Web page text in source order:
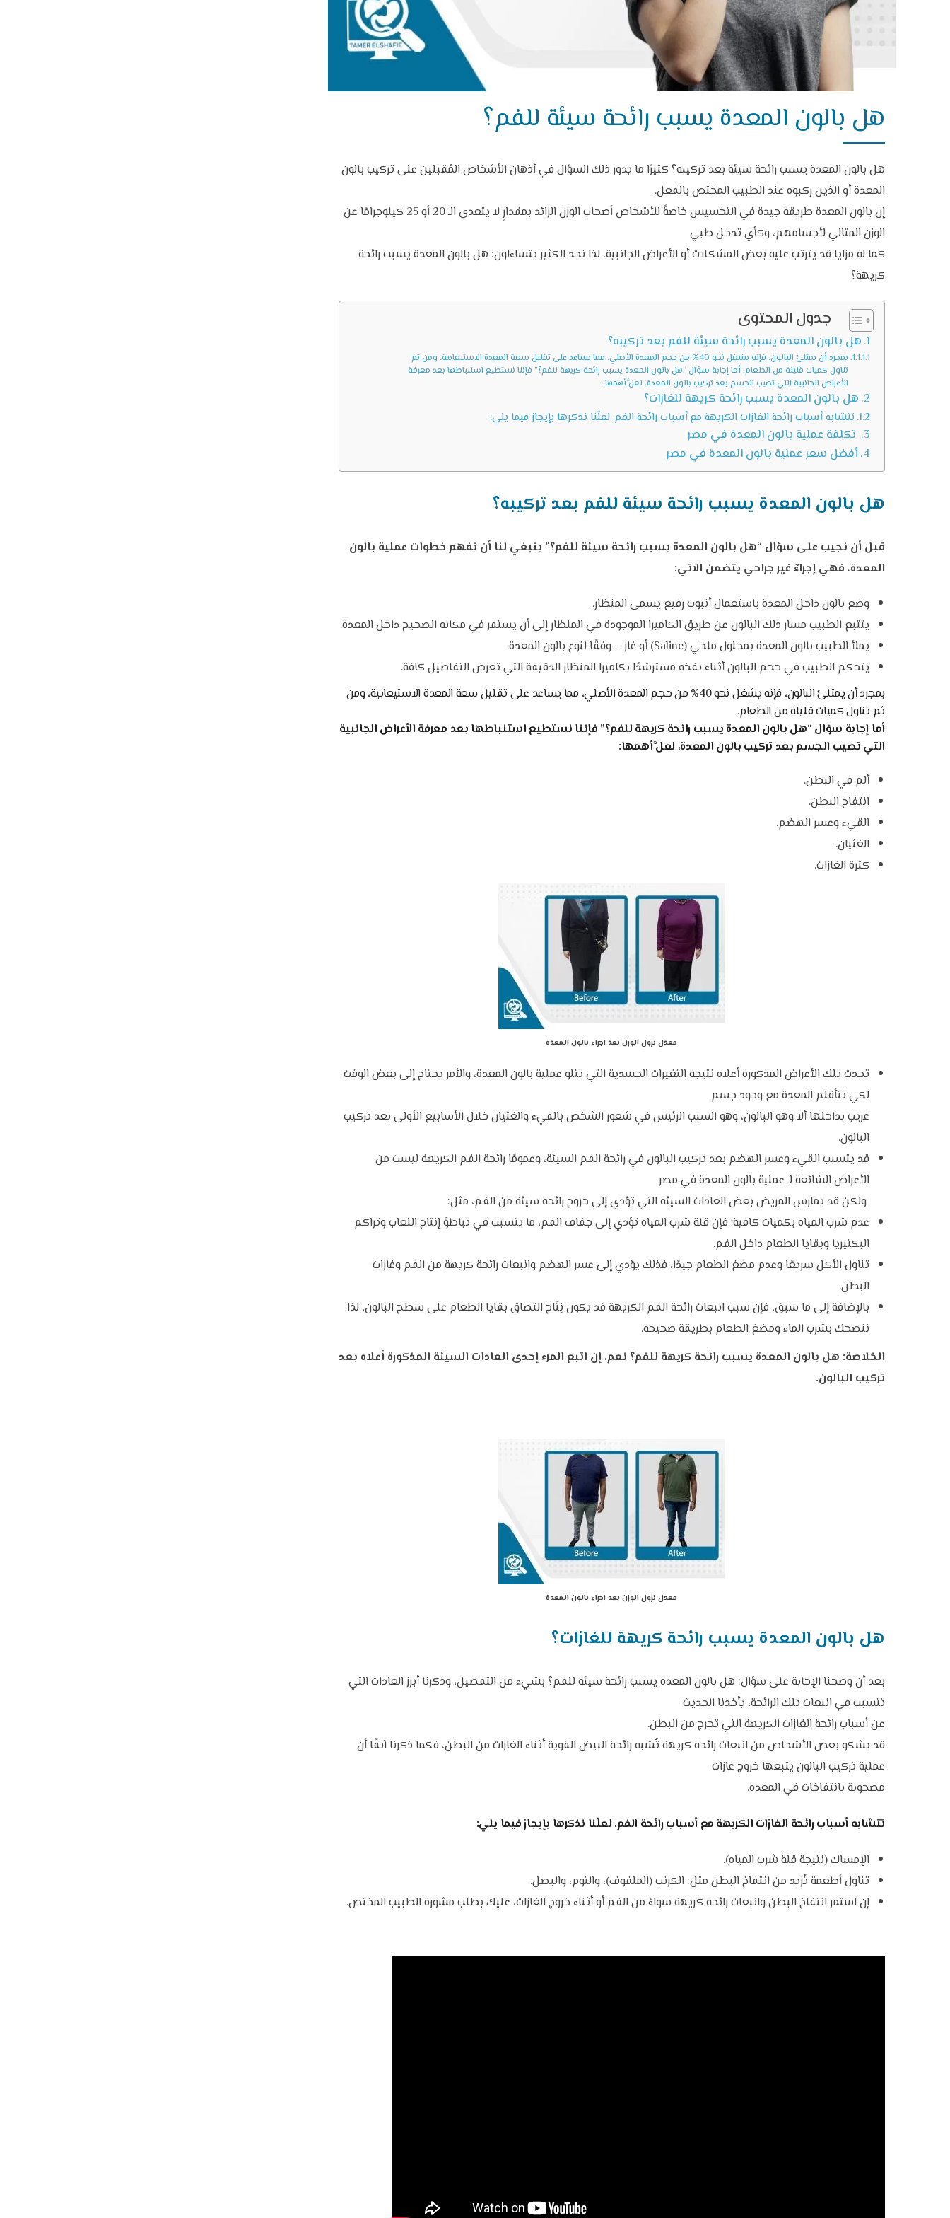
هل بالون المعدة يسبب رائحة سيئة للفم؟
هل بالون المعدة يسبب رائحة سيئة بعد تركيبه؟ كثيرًا ما يدور ذلك السؤال في أذهان الأشخاص المُقبلين على تركيب بالون
المعدة أو الذين ركبوه عند الطبيب المختص بالفعل.
إن بالون المعدة طريقة جيدة في التخسيس خاصةً للأشخاص أصحاب الوزن الزائد بمقدارٍ لا يتعدى الـ 20 أو 25 كيلوجرامًا عن
الوزن المثالي لأجسامهم، وكأي تدخل طبي
كما له مزايا قد يترتب عليه بعض المشكلات أو الأعراض الجانبية، لذا نجد الكثير يتساءلون: هل بالون المعدة يسبب رائحة
كريهة؟
جدول المحتوى
هل بالون المعدة يسبب رائحة سيئة للفم بعد تركيبه؟
بمجرد أن يمتلئ البالون، فإنه يشغل نحو 40% من حجم المعدة الأصلي، مما يساعد على تقليل سعة المعدة الاستيعابية، ومن ثم
تناول كميات قليلة من الطعام. أما إجابة سؤال “هل بالون المعدة يسبب رائحة كريهة للفم؟” فإننا نستطيع استنباطها بعد معرفة
الأعراض الجانبية التي تصيب الجسم بعد تركيب بالون المعدة، لعلَّ أهمها:
هل بالون المعدة يسبب رائحة كريهة للغازات؟
تتشابه أسباب رائحة الغازات الكريهة مع أسباب رائحة الفم، لعلّنا نذكرها بإيجاز فيما يلي:
تكلفة عملية بالون المعدة في مصر
أفضل سعر عملية بالون المعدة في مصر
هل بالون المعدة يسبب رائحة سيئة للفم بعد تركيبه؟
قبل أن نجيب على سؤال “هل بالون المعدة يسبب رائحة سيئة للفم؟” ينبغي لنا أن نفهم خطوات عملية بالون
المعدة، فهي إجراءٌ غير جراحي يتضمن الآتي:
وضع بالون داخل المعدة باستعمال أنبوب رفيع يسمى المنظار.
يتتبع الطبيب مسار ذلك البالون عن طريق الكاميرا الموجودة في المنظار إلى أن يستقر في مكانه الصحيح داخل المعدة.
يملأ الطبيب بالون المعدة بمحلول ملحي (Saline) أو غاز – وفقًا لنوع بالون المعدة.
يتحكم الطبيب في حجم البالون أثناء نفخه مسترشدًا بكاميرا المنظار الدقيقة التي تعرض التفاصيل كافة.
بمجرد أن يمتلئ البالون، فإنه يشغل نحو 40% من حجم المعدة الأصلي، مما يساعد على تقليل سعة المعدة الاستيعابية، ومن
ثم تناول كميات قليلة من الطعام.
أما إجابة سؤال “هل بالون المعدة يسبب رائحة كريهة للفم؟” فإننا نستطيع استنباطها بعد معرفة الأعراض الجانبية
التي تصيب الجسم بعد تركيب بالون المعدة، لعلَّ أهمها:
ألم في البطن.
انتفاخ البطن.
القيء وعسر الهضم.
الغثيان.
كثرة الغازات.
معدل نزول الوزن بعد اجراء بالون المعدة
تحدث تلك الأعراض المذكورة أعلاه نتيجة التغيرات الجسدية التي تتلو عملية بالون المعدة، والأمر يحتاج إلى بعض الوقت
لكي تتأقلم المعدة مع وجود جسم
غريب بداخلها ألا وهو البالون، وهو السبب الرئيس في شعور الشخص بالقيء والغثيان خلال الأسابيع الأولى بعد تركيب
البالون.
قد يتسبب القيء وعسر الهضم بعد تركيب البالون في رائحة الفم السيئة، وعمومًا رائحة الفم الكريهة ليست من
الأعراض الشائعة لـ عمليةبالون المعدة في مصر
ولكن قد يمارس المريض بعض العادات السيئة التي تؤدي إلى خروج رائحة سيئة من الفم، مثل:
عدم شرب المياه بكميات كافية؛ فإن قلة شرب المياه تؤدي إلى جفاف الفم، ما يتسبب في تباطؤ إنتاج اللعاب وتراكم
البكتيريا وبقايا الطعام داخل الفم.
تناول الأكل سريعًا وعدم مضغ الطعام جيدًا، فذلك يؤدي إلى عسر الهضم وانبعاث رائحة كريهة من الفم وغازات
البطن.
بالإضافة إلى ما سبق، فإن سبب انبعاث رائحة الفم الكريهة قد يكون نِتَاج التصاق بقايا الطعام على سطح البالون، لذا
ننصحك بشرب الماء ومضغ الطعام بطريقة صحيحة.
الخلاصة: هل بالون المعدة يسبب رائحة كريهة للفم؟ نعم، إن اتبع المرء إحدى العادات السيئة المذكورة أعلاه بعد
تركيب البالون.
معدل نزول الوزن بعد اجراء بالون المعدة
هل بالون المعدة يسبب رائحة كريهة للغازات؟
بعد أن وضحنا الإجابة على سؤال: هل بالون المعدة يسبب رائحة سيئة للفم؟ بشيء من التفصيل، وذكرنا أبرز العادات التي
تتسبب في انبعاث تلك الرائحة، يأخذنا الحديث
عن أسباب رائحة الغازات الكريهة التي تخرج من البطن.
قد يشكو بعض الأشخاص من انبعاث رائحة كريهة تُشبه رائحة البيض القوية أثناء الغازات من البطن، فكما ذكرنا آنفًا أن
عملية تركيب البالون يتبعها خروج غازات
مصحوبة بانتفاخات في المعدة.
تتشابه أسباب رائحة الغازات الكريهة مع أسباب رائحة الفم، لعلّنا نذكرها بإيجاز فيما يلي:
الإمساك (نتيجة قلة شرب المياه).
تناول أطعمة تُزيد من انتفاخ البطن مثل: الكرنب (الملفوف)، والثوم، والبصل.
إن استمر انتفاخ البطن وانبعاث رائحة كريهة سواءً من الفم أو أثناء خروج الغازات، عليك بطلب مشورة الطبيب المختص.